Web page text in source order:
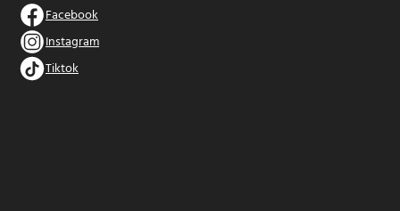
Facebook
Instagram
Tiktok